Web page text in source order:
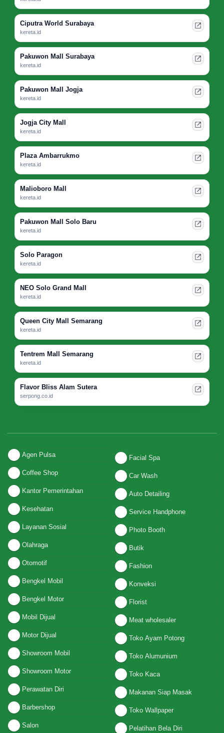
Ciputra World Surabaya
kereta.id
Pakuwon Mall Surabaya
kereta.id
Pakuwon Mall Jogja
kereta.id
Jogja City Mall
kereta.id
Plaza Ambarrukmo
kereta.id
Malioboro Mall
kereta.id
Pakuwon Mall Solo Baru
kereta.id
Solo Paragon
kereta.id
NEO Solo Grand Mall
kereta.id
Queen City Mall Semarang
kereta.id
Tentrem Mall Semarang
kereta.id
Flavor Bliss Alam Sutera
serpong.co.id
Agen Pulsa
Coffee Shop
Kantor Pemerintahan
Kesehatan
Layanan Sosial
Olahraga
Otomotif
Bengkel Mobil
Bengkel Motor
Mobil Dijual
Motor Dijual
Showroom Mobil
Showroom Motor
Perawatan Diri
Barbershop
Salon
Facial Spa
Car Wash
Auto Detailing
Service Handphone
Photo Booth
Butik
Fashion
Konveksi
Florist
Meat wholesaler
Toko Ayam Potong
Toko Alumunium
Toko Kaca
Makanan Siap Masak
Toko Wallpaper
Pelatihan Bela Diri